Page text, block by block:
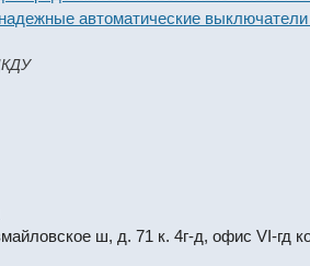
автоматические выключатели
ш, д. 71 к. 4г-д, офис VI-гд